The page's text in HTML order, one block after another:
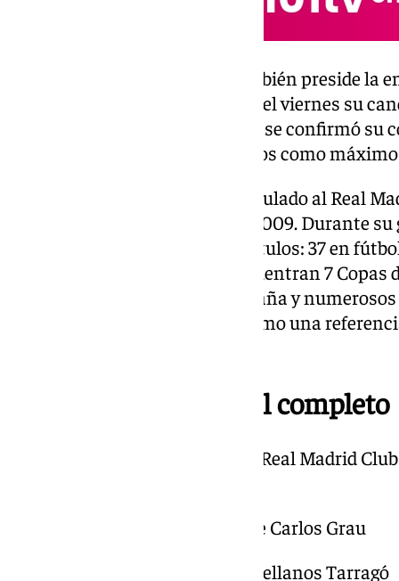
El dirigente de 77 años, que también preside la
electoral el pasado 7 de enero, y el viernes su
oficialmente. Dos días después, se confirmó su
asegurando así otros cuatro años como
Florentino Pérez ha estado vinculado al Real
breve paréntesis entre 2006 y 2009. Durante
un impresionante total de 65 títulos: 37 en
trofeos más destacados se encuentran 7
de Clubes, 7 Supercopas de España y
consolidando al Real Madrid como una
Comunicado oficial al completo
«Reunida la Junta Electoral del Real Madrid
PRESIDENTE D. José Manuel de Carlos Grau
SECRETARIO D. Juan Raúl Castellanos Tarragó